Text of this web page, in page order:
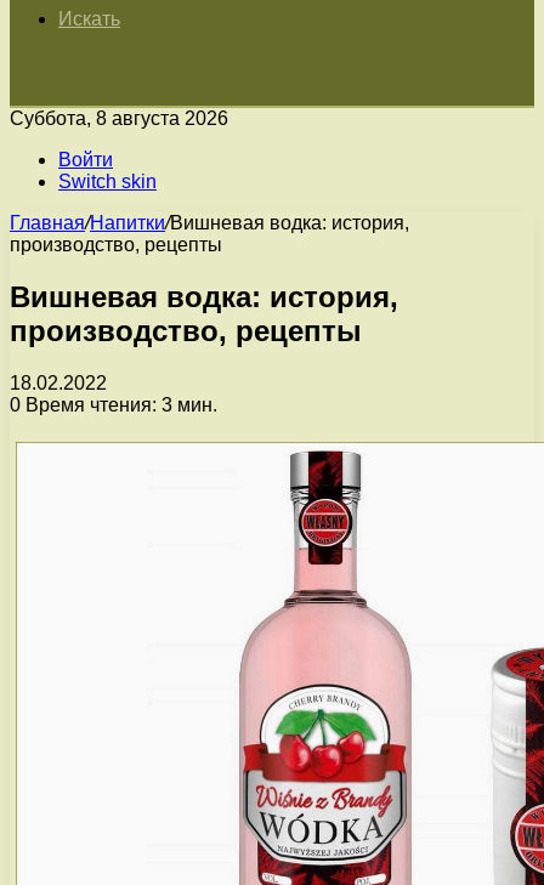
Искать
Суббота, 8 августа 2026
Войти
Switch skin
Главная/Напитки/Вишневая водка: история,
производство, рецепты
Вишневая водка: история,
производство, рецепты
18.02.2022
0 Время чтения: 3 мин.